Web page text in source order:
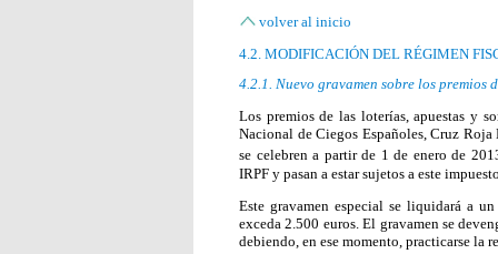
volver al inicio
4.2. MODIFICACIÓN DEL RÉGIMEN
4.2.1. Nuevo gravamen sobre los premios
Los premios de las loterías, apuestas y
Nacional de Ciegos Españoles, Cruz
se celebren a partir de 1 de enero de
IRPF y pasan a estar sujetos a este
Este gravamen especial se liquidará a
exceda 2.500 euros. El gravamen se
debiendo, en ese momento, practicarse la